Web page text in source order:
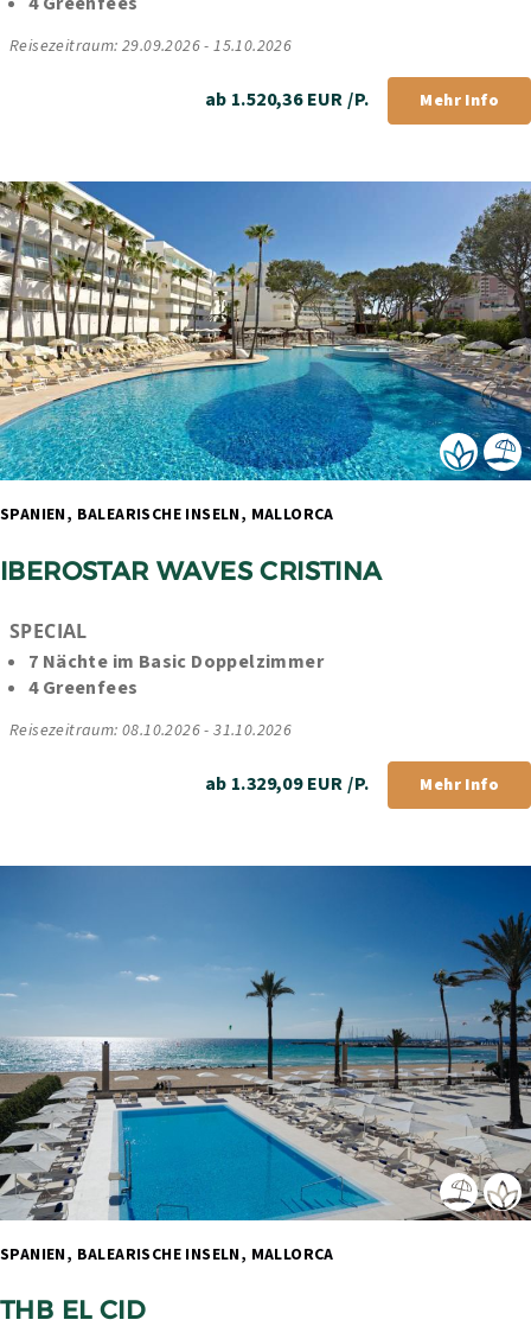
Reisezeitraum: 29.09.2026 - 15.10.2026
ab 1.520,36 EUR /P. Mehr Info
IBEROSTAR WAVES CRISTINA
SPECIAL
7 Nächte im Basic Doppelzimmer
4 Greenfees
Reisezeitraum: 08.10.2026 - 31.10.2026
ab 1.329,09 EUR /P. Mehr Info
THB EL CID